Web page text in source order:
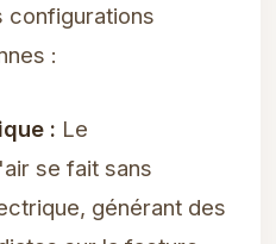
configurations
:
: Le
se fait sans
générant des